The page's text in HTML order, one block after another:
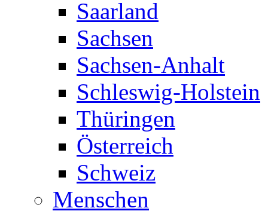
Saarland
Sachsen
Sachsen-Anhalt
Schleswig-Holstein
Thüringen
Österreich
Schweiz
Menschen